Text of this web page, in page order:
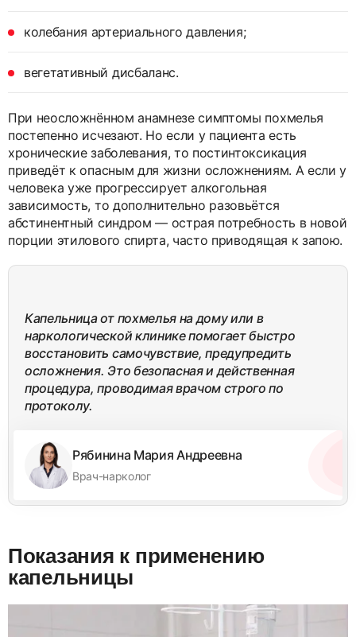
колебания артериального давления;
вегетативный дисбаланс.
При неосложнённом анамнезе симптомы похмелья
постепенно исчезают. Но если у пациента есть
хронические заболевания, то постинтоксикация
приведёт к опасным для жизни осложнениям. А если у
человека уже прогрессирует алкогольная
зависимость, то дополнительно разовьётся
абстинентный синдром — острая потребность в новой
порции этилового спирта, часто приводящая к запою.
Капельница от похмелья на дому или в
наркологической клинике помогает быстро
восстановить самочувствие, предупредить
осложнения. Это безопасная и действенная
процедура, проводимая врачом строго по
протоколу.
Рябинина Мария Андреевна
Врач-нарколог
Показания к применению
капельницы